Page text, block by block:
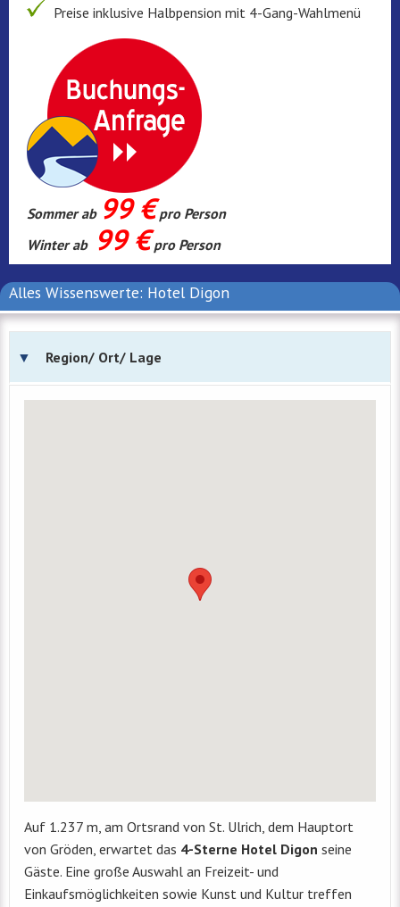
Preise inklusive Halbpension mit 4-Gang-Wahlmenü
Sommer ab 99 €pro Person
Winter ab99 €pro Person
Alles Wissenswerte: Hotel Digon
Region/ Ort/ Lage
Auf 1.237 m, am Ortsrand von St. Ulrich, dem Hauptort
von Gröden, erwartet das 4-Sterne Hotel Digon seine
Gäste. Eine große Auswahl an Freizeit- und
Einkaufsmöglichkeiten sowie Kunst und Kultur treffen